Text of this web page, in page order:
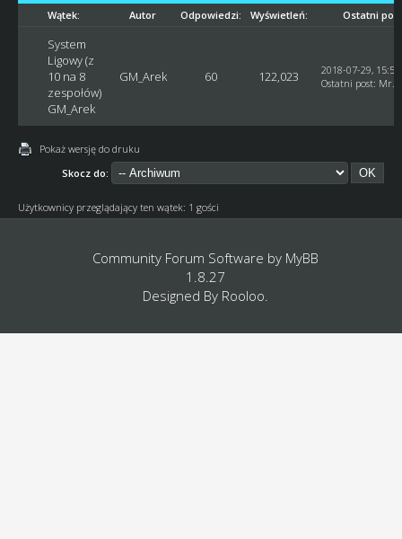
Wątek: Autor Odpowiedzi: Wyświetleń: Ostatni
System
Ligowy (z
10 na 8
zespołów)
GM_Arek
GM_Arek 60 122,023
2018-07-29,
Ostatni post: Mr.
Pokaż wersję do druku
Skocz do:
Użytkownicy przeglądający ten wątek: 1 gości
Community Forum Software by MyBB
1.8.27
Designed By Rooloo